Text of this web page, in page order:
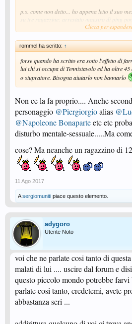
p.s. come non detto... ho appena letto il suo
su tre ragazzine: arrestato maestro di ping
Clicca per
rommel ha scritto: ↑
forse quando ha scritto era sotto l'effetto di
lui chi si occupa di Tennistavolo ed ha oltre
o stupratore. Bisogna aiutarlo non bannarlo
Non ce la fa proprio.... Anche
personaggio @Piergiorgioalias
@Napoleone Bonaparteetc etc
disturbo mentale-sessuale.....Ma
cose? Ma neanche un ragazzino di
11 Ago 2017
Asergiomuniti piace questo elemento.
adygoro
Utente Noto
voi che ne parlate cosi tanto di
malati di lui .... uscire dal forum e
questo piccolo mondo potrebbe farvi
parlate cosi tanto, credetemi, avete
abbastanza seri ...